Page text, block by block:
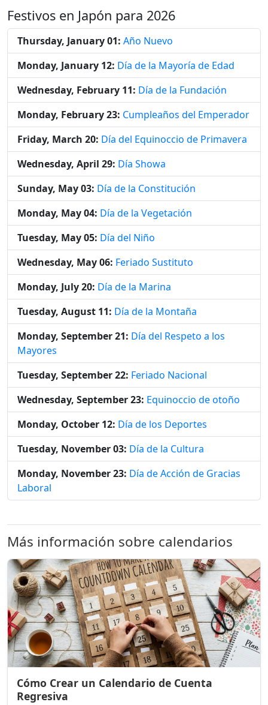
Festivos en Japón para 2026
Thursday, January 01: Año Nuevo
Monday, January 12: Día de la Mayoría de Edad
Wednesday, February 11: Día de la Fundación
Monday, February 23: Cumpleaños del Emperador
Friday, March 20: Día del Equinoccio de Primavera
Wednesday, April 29: Día Showa
Sunday, May 03: Día de la Constitución
Monday, May 04: Día de la Vegetación
Tuesday, May 05: Día del Niño
Wednesday, May 06: Feriado Sustituto
Monday, July 20: Día de la Marina
Tuesday, August 11: Día de la Montaña
Monday, September 21: Día del Respeto a los
Mayores
Tuesday, September 22: Feriado Nacional
Wednesday, September 23: Equinoccio de otoño
Monday, October 12: Día de los Deportes
Tuesday, November 03: Día de la Cultura
Monday, November 23: Día de Acción de Gracias
Laboral
Más información sobre calendarios
Cómo Crear un Calendario de Cuenta
Regresiva